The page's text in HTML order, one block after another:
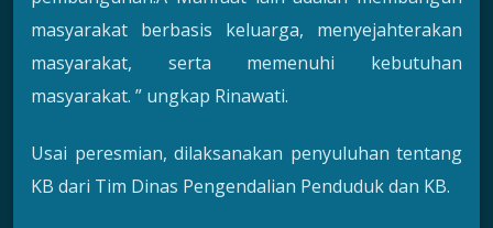
masyarakat berbasis keluarga, menyejahterakan
masyarakat, serta memenuhi kebutuhan
masyarakat. ” ungkap Rinawati.
Usai peresmian, dilaksanakan penyuluhan tentang
KB dari Tim Dinas Pengendalian Penduduk dan KB.